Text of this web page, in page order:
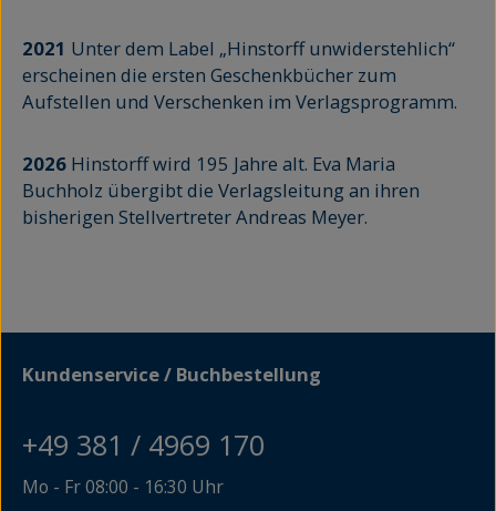
2021 Unter dem Label „Hinstorff unwiderstehlich“
erscheinen die ersten Geschenkbücher zum
Aufstellen und Verschenken im Verlagsprogramm.
2026 Hinstorff wird 195 Jahre alt. Eva Maria
Buchholz übergibt die Verlagsleitung an ihren
bisherigen Stellvertreter Andreas Meyer.
Kundenservice / Buchbestellung
+49 381 / 4969 170
Mo - Fr 08:00 - 16:30 Uhr